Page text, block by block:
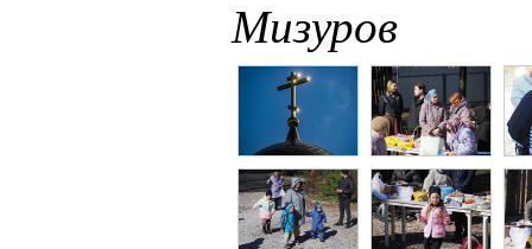
Мизуров